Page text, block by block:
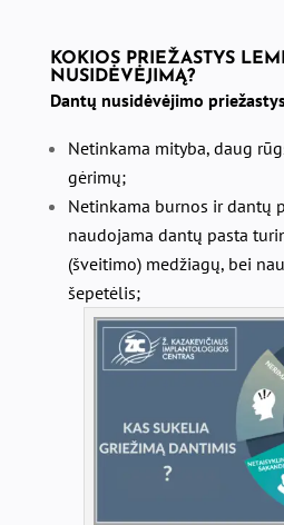
KOKIOS PRIEŽASTYS
NUSIDĖVĖJIMĄ?
Dantų nusidėvėjimo
Netinkama mityba, daug
gėrimų;
Netinkama burnos ir dantų
naudojama dantų pasta
(šveitimo) medžiagų, bei
šepetėlis;